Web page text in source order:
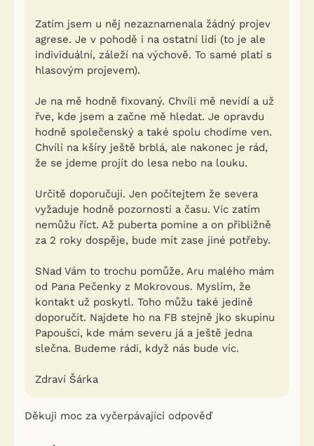
Zatím jsem u něj nezaznamenala žádný projev
agrese. Je v pohodě i na ostatní lidi (to je ale
individuální, záleží na výchově. To samé platí s
hlasovým projevem).
Je na mě hodně fixovaný. Chvíli mě nevidí a už
řve, kde jsem a začne mě hledat. Je opravdu
hodně společenský a také spolu chodíme ven.
Chvíli na kšíry ještě brblá, ale nakonec je rád,
že se jdeme projít do lesa nebo na louku.
Určitě doporučuji. Jen počítejtem že severa
vyžaduje hodně pozornosti a času. Víc zatím
nemůžu říct. Až puberta pomine a on přibližně
za 2 roky dospěje, bude mít zase jiné potřeby.
SNad Vám to trochu pomůže. Aru malého mám
od Pana Pečenky z Mokrovous. Myslím, že
kontakt už poskytl. Toho můžu také jedině
doporučit. Najdete ho na FB stejně jko skupinu
Papoušci, kde mám severu já a ještě jedna
slečna. Budeme rádi, když nás bude víc.
Zdraví Šárka
Děkuji moc za vyčerpávající odpověď